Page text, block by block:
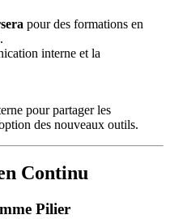
pour des formations en
interne et la
pour partager les
des nouveaux outils.
Continu
Pilier